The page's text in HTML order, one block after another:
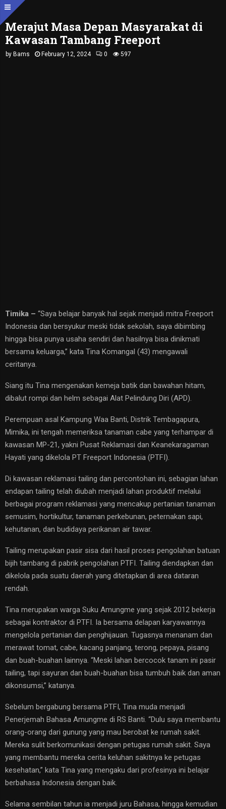
Merajut Masa Depan Masyarakat di
Kawasan Tambang Freeport
by Bams February 12, 2024 0 597
Timika – “Saya belajar banyak hal sejak menjadi mitra Freeport
Indonesia dan bersyukur meski tidak sekolah, saya dibimbing
hingga bisa punya usaha sendiri dan hasilnya bisa dinikmati
bersama keluarga,” kata Tina Komangal (43) mengawali
ceritanya.
Siang itu Tina mengenakan kemeja batik dan bawahan hitam,
dibalut rompi dan helm sebagai Alat Pelindung Diri (APD).
Perempuan asal Kampung Waa Banti, Distrik Tembagapura,
Mimika, ini tengah memeriksa tanaman cabe yang terhampar di
kawasan MP-21, yakni Pusat Reklamasi dan Keanekaragaman
Hayati yang dikelola PT Freeport Indonesia (PTFI).
Di kawasan reklamasi tailing dan percontohan ini, sebagian lahan
endapan tailing telah diubah menjadi lahan produktif melalui
berbagai program reklamasi yang mencakup pertanian tanaman
semusim, hortikultur, tanaman perkebunan, peternakan sapi,
kehutanan, dan budidaya perikanan air tawar.
Tailing merupakan pasir sisa dari hasil proses pengolahan batuan
bijih tambang di pabrik pengolahan PTFI. Tailing diendapkan dan
dikelola pada suatu daerah yang ditetapkan di area dataran
rendah.
Tina merupakan warga Suku Amungme yang sejak 2012 bekerja
sebagai kontraktor di PTFI. Ia bersama delapan karyawannya
mengelola pertanian dan penghijauan. Tugasnya menanam dan
merawat tomat, cabe, kacang panjang, terong, pepaya, pisang
dan buah-buahan lainnya. “Meski lahan bercocok tanam ini pasir
tailing, tapi sayuran dan buah-buahan bisa tumbuh baik dan aman
dikonsumsi,” katanya.
Sebelum bergabung bersama PTFI, Tina muda menjadi
Penerjemah Bahasa Amungme di RS Banti. “Dulu saya membantu
orang-orang dari gunung yang mau berobat ke rumah sakit.
Mereka sulit berkomunikasi dengan petugas rumah sakit. Saya
yang membantu mereka cerita keluhan sakitnya ke petugas
kesehatan,” kata Tina yang mengaku dari profesinya ini belajar
berbahasa Indonesia dengan baik.
Selama sembilan tahun ia menjadi juru Bahasa, hingga kemudian